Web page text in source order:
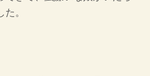
。